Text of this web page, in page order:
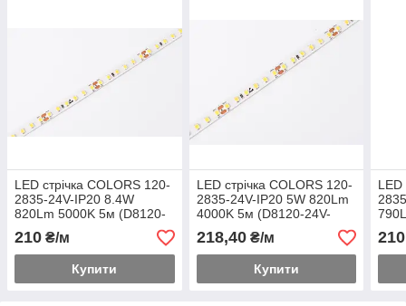
LED стрічка COLORS 120-
2835-24V-IP20 8.4W
820Lm 5000K 5м (D8120-
24V-8mm-DW)
210 ₴/м
Купити
LED стрічка COLORS 120-
2835-24V-IP20 5W 820Lm
4000K 5м (D8120-24V-
8mm-5W-NW9)
218,40₴/м
Купити
LED
210